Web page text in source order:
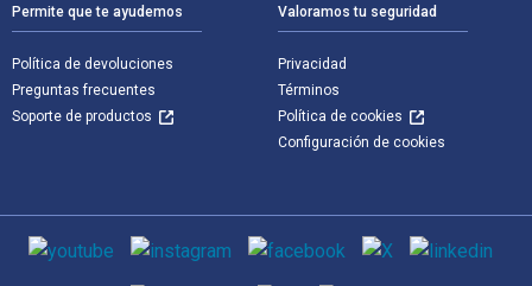
Permite que te ayudemos
Política de devoluciones
Preguntas frecuentes
Soporte de productos
Valoramos tu seguridad
Privacidad
Términos
Política de cookies
Configuración de cookies
Medios de comunicación social